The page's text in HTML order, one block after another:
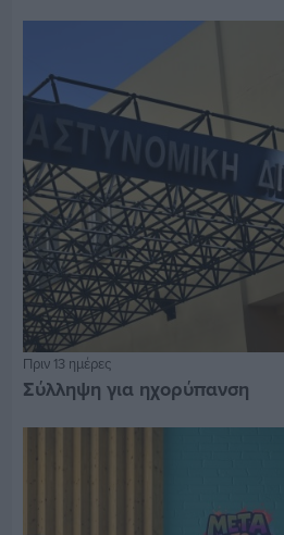
Πριν 13 ημέρες
Σύλληψη για ηχορύπανση